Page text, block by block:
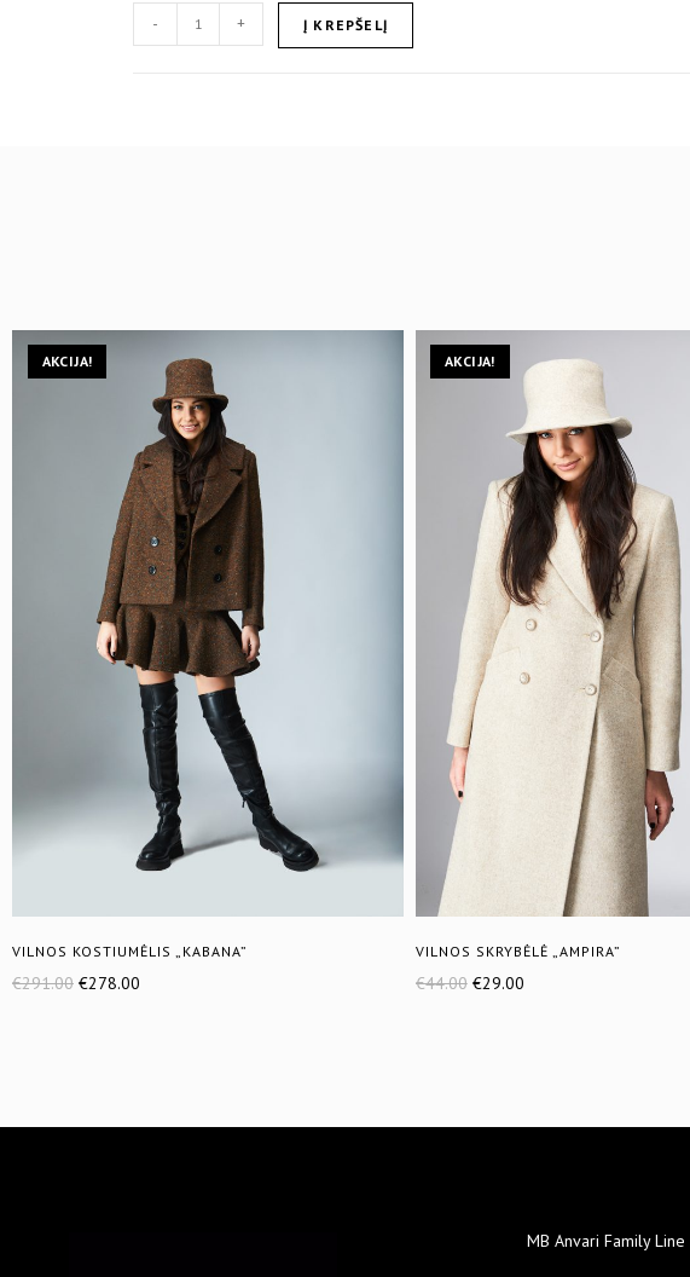
- + Į KREPŠELĮ
AKCIJA!
VILNOS KOSTIUMĖLIS „KABANA”
€291.00 €278.00
AKCIJA!
VILNOS SKRYBĖLĖ „AMPIRA”
€44.00 €29.00
MB Anvari Family Line